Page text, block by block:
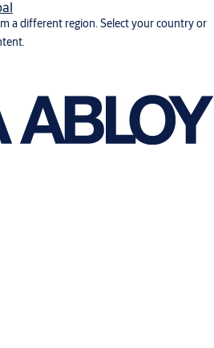
a different region. Select your country or